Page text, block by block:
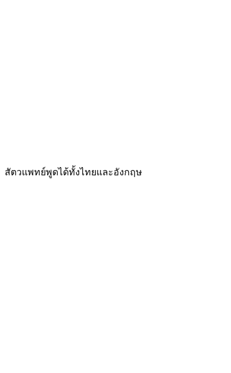
สัตวแพทย์พูดได้ทั้งไทยและอังกฤษ